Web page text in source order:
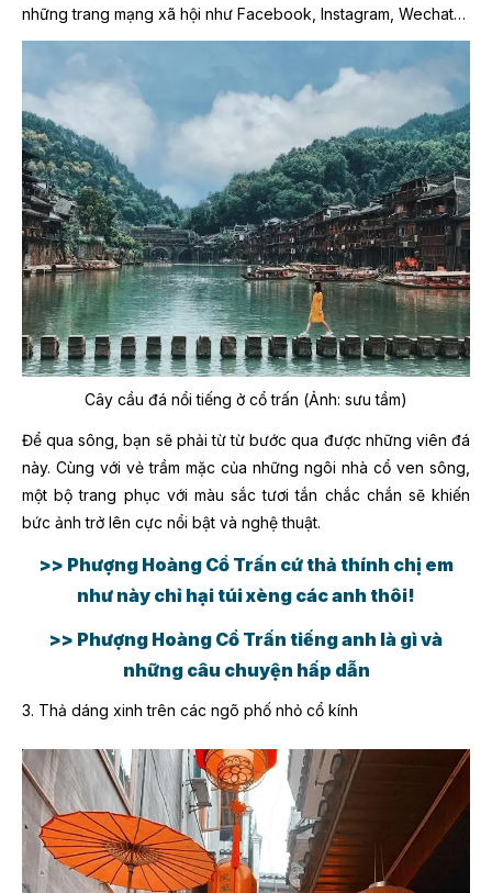
những trang mạng xã hội như Facebook, Instagram, Wechat…
Cây cầu đá nổi tiếng ở cổ trấn (Ảnh: sưu tầm)
Để qua sông, bạn sẽ phải từ từ bước qua được những viên đá
này. Cùng với vẻ trầm mặc của những ngôi nhà cổ ven sông,
một bộ trang phục với màu sắc tươi tắn chắc chắn sẽ khiến
bức ảnh trở lên cực nổi bật và nghệ thuật.
>> Phượng Hoàng Cổ Trấn cứ thả thính chị em
như này chỉ hại túi xèng các anh thôi!
>> Phượng Hoàng Cổ Trấn tiếng anh là gì và
những câu chuyện hấp dẫn
3. Thả dáng xinh trên các ngõ phố nhỏ cổ kính